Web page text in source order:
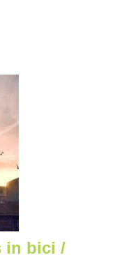
in bici /